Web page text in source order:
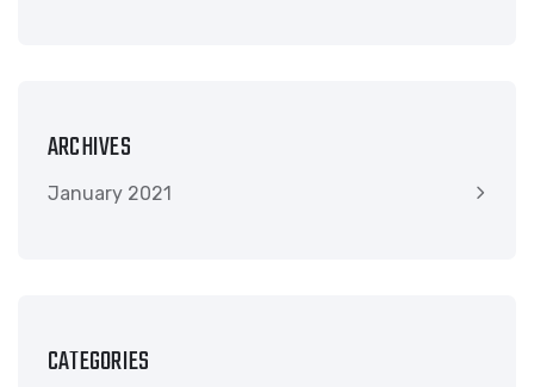
ARCHIVES
January 2021
CATEGORIES